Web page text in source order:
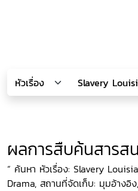
ผลการสืบค้นสารส
“ ค้นหา หัวเรื่อง: Slavery
Drama, สถานที่จัดเก็บ: มุมอ้างอิง